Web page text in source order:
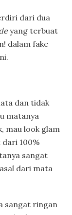
dari dua
yang terbuat
dalam fake
dan tidak
matanya
mau look glam
100%
sangat
dari mata
sangat ringan